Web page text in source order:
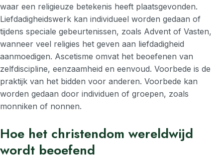
waar een religieuze betekenis heeft plaatsgevonden.
Liefdadigheidswerk kan individueel worden gedaan of
tijdens speciale gebeurtenissen, zoals Advent of Vasten,
wanneer veel religies het geven aan liefdadigheid
aanmoedigen. Ascetisme omvat het beoefenen van
zelfdiscipline, eenzaamheid en eenvoud. Voorbede is de
praktijk van het bidden voor anderen. Voorbede kan
worden gedaan door individuen of groepen, zoals
monniken of nonnen.
Hoe het christendom wereldwijd
wordt beoefend